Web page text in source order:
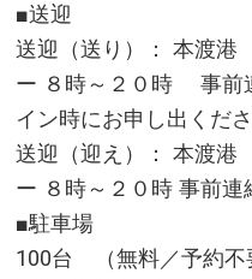
■送迎
送迎（送り）： 本渡
ー ８時～２０時 事前
イン時にお申し出くだ
送迎（迎え）： 本渡
ー ８時～２０時 事前連
■駐車場
100台 （無料／予約不